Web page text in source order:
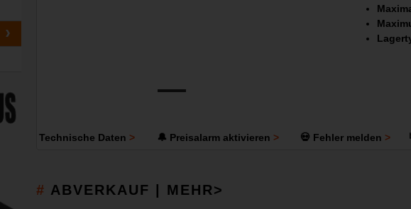
Technische Daten 🔔 Preisalarm aktivieren 💀 Fehler melden
ABVERKAUF | MEHR>